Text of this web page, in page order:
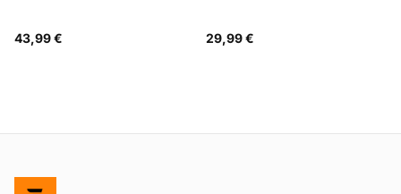
43,99 € 29,99 €